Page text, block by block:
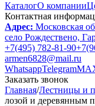
КаталогО компании
Контактная
Адрес: Московская
село Рождествено,
+7(495) 782-81-90
armen6828@mail.ru
WhatsappTelegram
Заказать звонок
Главная/Лестницы и
лозой и деревянным